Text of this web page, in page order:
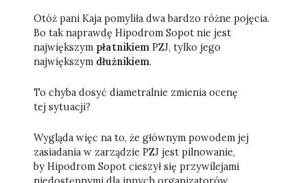
Otóż pani Kaja pomyliła dwa bardzo różne pojęcia.
Bo tak naprawdę Hipodrom Sopot nie jest
największym płatnikiem PZJ, tylko jego
największym dłużnikiem.
To chyba dosyć diametralnie zmienia ocenę
tej sytuacji?
Wygląda więc na to, że głównym powodem jej
zasiadania w zarządzie PZJ jest pilnowanie,
by Hipodrom Sopot cieszył się przywilejami